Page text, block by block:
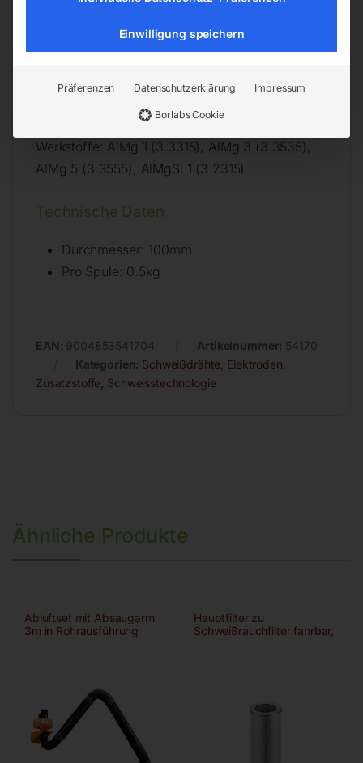
AL 5356 (AlMg5)
Zulassungen TÜV, DB, UDT, LR, CE
Stromart WIG Wechselstrom (~)
Werkstoffe: AlMg 1 (3.3315), AlMg 3 (3.3535),
AlMg 5 (3.3555), AlMgSi 1 (3.2315)
Technische Daten
Durchmesser: 100mm
Pro Spule: 0.5kg
EAN: 9004853541704 Artikelnummer: 54170
Kategorien: Schweißdrähte, Elektroden,
Zusatzstoffe Schweisstechnologie
Ähnliche Produkte
Abluftset mit Absaugarm
3m in Rohrausführung
Hauptfilter zu
Schweißrauchfilter fahrbar,
Einwilligung speichern
Präferenzen Datenschutzerklärung Impressum
Borlabs Cookie